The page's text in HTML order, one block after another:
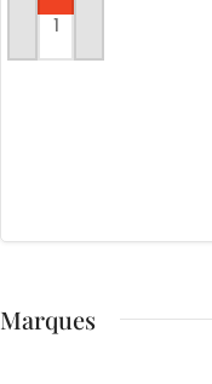
AJOUTER AU PANIER
Marques